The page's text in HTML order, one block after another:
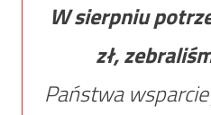
W sierpniu
zł,
Państwa